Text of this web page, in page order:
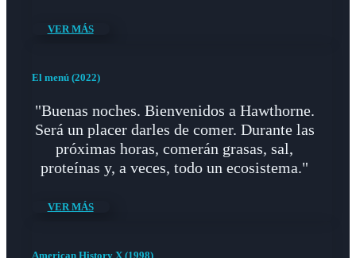
VER MÁS
El menú (2022)
"Buenas noches. Bienvenidos a Hawthorne.
Será un placer darles de comer. Durante las
próximas horas, comerán grasas, sal,
proteínas y, a veces, todo un ecosistema."
VER MÁS
American History X (1998)